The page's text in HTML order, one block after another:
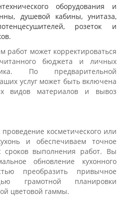
оборудования и
душевой кабины, унитаза,
розеток и
работ может корректироваться
бюджета и личных
По предварительной
услуг может быть включена
видов материалов и вывоз
косметического или
и обеспечиваем точное
сроков выполнения работ. Вы
обновление кухонного
преобразить привычное
грамотной планировки
цветовой гаммы.